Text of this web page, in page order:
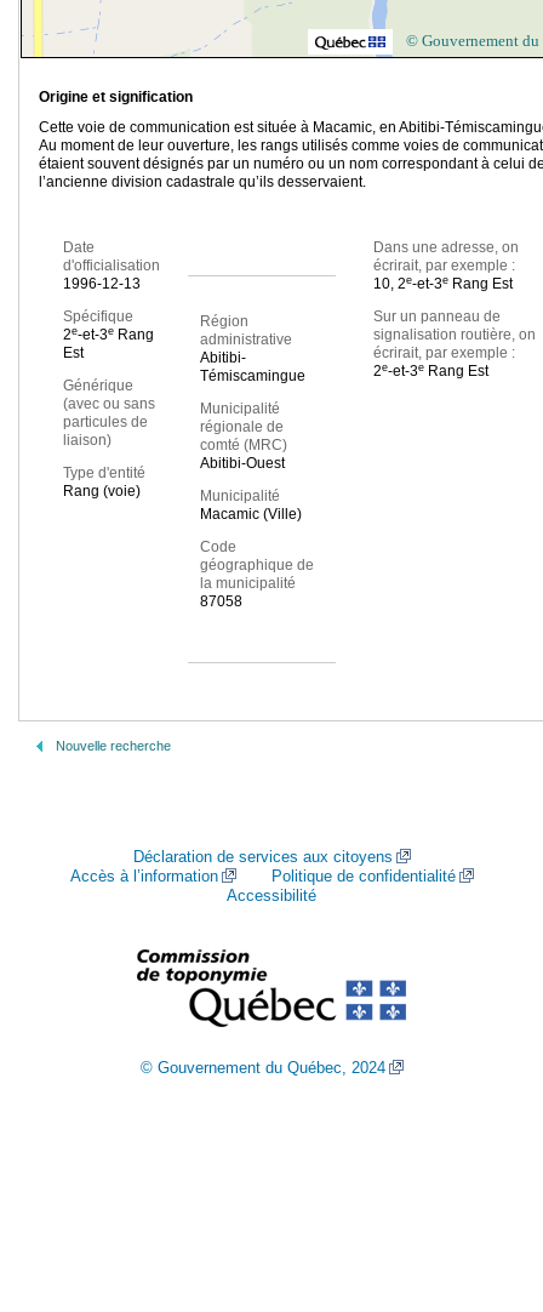
© Gouvernement du
Origine et signification
Cette voie de communication est située à Macamic, en Abitibi-
Au moment de leur ouverture, les rangs utilisés comme voies de
étaient souvent désignés par un numéro ou un nom correspondant à celui
l’ancienne division cadastrale qu’ils desservaient.
Date
d'officialisation
1996-12-13
Spécifique
2e-et-3e Rang
Est
Générique
(avec ou sans
particules de
liaison)
Type d'entité
Rang (voie)
Région
administrative
Abitibi-
Témiscamingue
Municipalité
régionale de
comté (MRC)
Abitibi-Ouest
Municipalité
Macamic (Ville)
Code
géographique de
la municipalité
87058
Dans une adresse, on
écrirait, par exemple :
10, 2e-et-3eRang Est
Sur un panneau de
signalisation routière, on
écrirait, par exemple :
2e-et-3eRang Est
Nouvelle recherche
Déclaration de services aux citoyens
Accès à l’information
Politique de confidentialité
Accessibilité
© Gouvernement du Québec, 2024